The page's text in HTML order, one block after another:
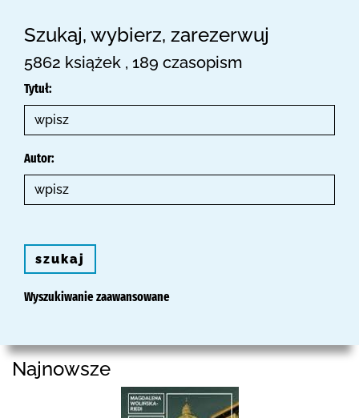
Szukaj, wybierz, zarezerwuj
5862 książek , 189 czasopism
Tytuł:
Autor:
szukaj
Wyszukiwanie zaawansowane
Najnowsze